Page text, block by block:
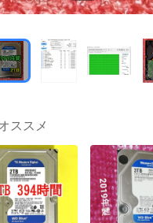
ススメ